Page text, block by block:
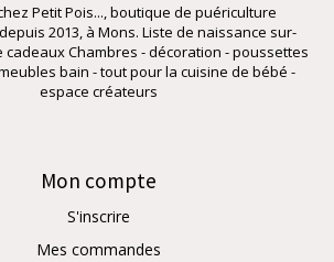
Petit Pois..., boutique de puériculture
2013, à Mons. Liste de naissance sur-
cadeaux Chambres - décoration - poussettes
bain - tout pour la cuisine de bébé -
espace créateurs
Mon compte
S'inscrire
Mes commandes